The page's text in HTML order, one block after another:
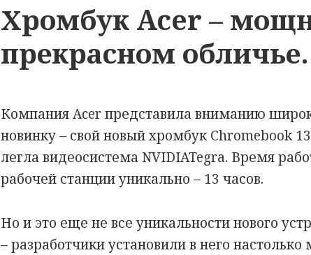
Хромбук Acer –
прекрасном обличье.
Компания Acer представила вниманию
новинку – свой новый хромбук Chromebook
легла видеосистема NVIDIATegra. Время
рабочей станции уникально – 13 часов.
Но и это еще не все уникальности нового
– разработчики установили в него